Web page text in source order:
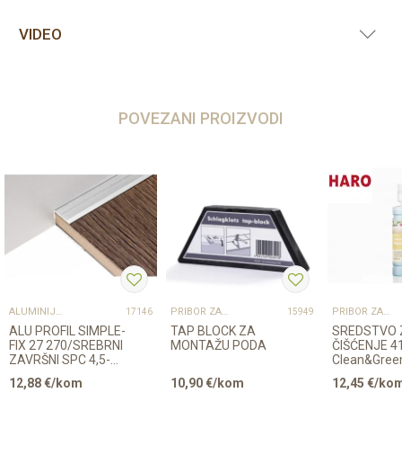
VIDEO
POVEZANI PROIZVODI
ALUMINIJSKI PROFILI 17146
ALU PROFIL SIMPLE-
FIX 27 270/SREBRNI
ZAVRŠNI SPC 4,5-
12,88€/kom
PRIBOR ZA UGRADNJU PODOVA – SVE NA JEDNOM MJESTU 15949
TAP BLOCK ZA
MONTAŽU PODA
10,90€/kom
PRIBOR ZA UGRADNJU PODOVA – SVE NA JEDNOM MJESTU
SREDSTVO
ČIŠĆENJE
500ml
12,45 €/